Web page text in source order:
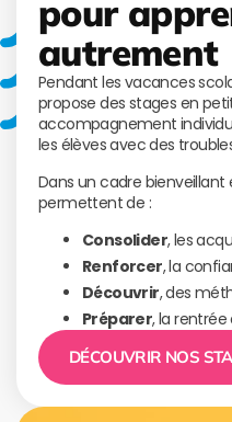
pour
autrement
Pendant les vacances
propose des stages en
accompagnement
les élèves avec des
Dans un cadre
permettent de :
Consolider, les
Renforcer, la
Découvrir, des
Préparer, la
DÉCOUVRIR NOS